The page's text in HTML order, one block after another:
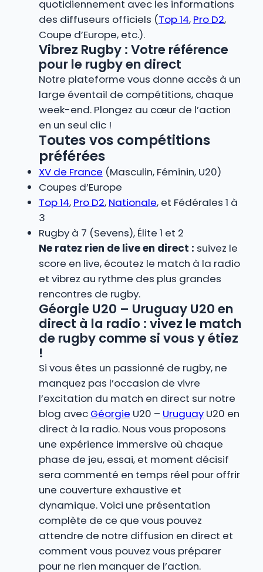
quotidiennement avec les informations
des diffuseurs officiels (Top 14, Pro D2,
Coupe d’Europe, etc.).
Vibrez Rugby : Votre référence
pour le rugby en direct
Notre plateforme vous donne accès à un
large éventail de compétitions, chaque
week-end. Plongez au cœur de l’action
en un seul clic !
Toutes vos compétitions
préférées
XV de France (Masculin, Féminin, U20)
Coupes d’Europe
Top 14, Pro D2, Nationale, et Fédérales 1 à
3
Rugby à 7 (Sevens), Élite 1 et 2
Ne ratez rien de live en direct : suivez le
score en live, écoutez le match à la radio
et vibrez au rythme des plus grandes
rencontres de rugby.
Géorgie U20 – Uruguay U20 en
direct à la radio : vivez le match
de rugby comme si vous y étiez
!
Si vous êtes un passionné de rugby, ne
manquez pas l’occasion de vivre
l’excitation du match en direct sur notre
blog avec Géorgie U20 – UruguayU20 en
direct à la radio. Nous vous proposons
une expérience immersive où chaque
phase de jeu, essai, et moment décisif
sera commenté en temps réel pour offrir
une couverture exhaustive et
dynamique. Voici une présentation
complète de ce que vous pouvez
attendre de notre diffusion en direct et
comment vous pouvez vous préparer
pour ne rien manquer de l’action.